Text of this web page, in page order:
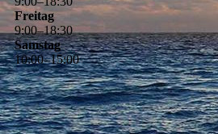
Freitag
9:00–18:30
Samstag
10:00–15:00